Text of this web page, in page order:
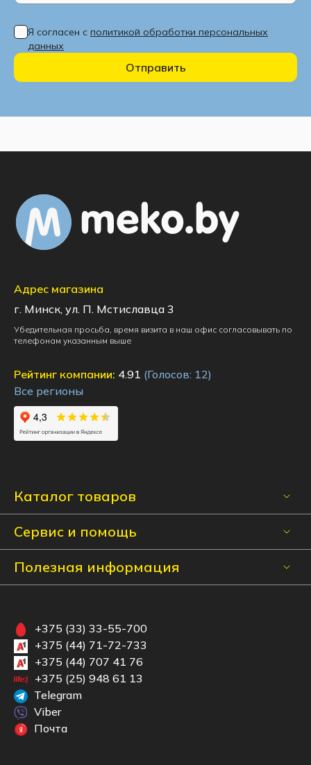
Я согласен с политикой обработки персональных
данных
Отправить
Каталог товаров
Сервис и помощь
Полезная информация
Адрес магазина
г. Минск, ул. П. Мстиславца 3
Убедительная просьба, время визита в наш офис согласовывать по
телефонам указанным выше
Рейтинг компании: 4.91 (Голосов: 12)
Все регионы
+375 (33) 33-55-700
+375 (44) 71-72-733
+375 (44) 707 41 76
+375 (25) 948 61 13
Telegram
Viber
Почта